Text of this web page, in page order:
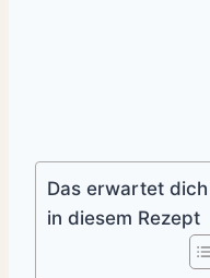
Das erwartet dich
in diesem Rezept